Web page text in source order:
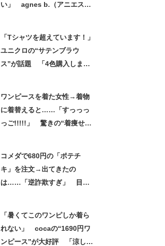
い」 agnes b.（アニエスべ
「Tシャツを超えています！」
ユニクロの“サテンブラウ
ス”が話題 「4色購入しまし
ワンピースを着た女性→着物
に着替えると……「すっっっ
っご!!!!!」 驚きの“着痩せ
コメダで680円の「ポテチ
キ」を注文→出てきたの
は……「逆詐欺すぎ」 目を
「暑くてこのワンピしか着ら
れない」 cocaの“1690円ワ
ンピース”が大好評 「涼しく